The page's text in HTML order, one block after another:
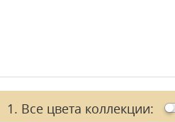
1. Все цвета коллекции: